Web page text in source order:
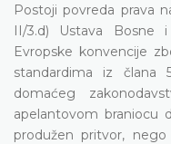
Postoji povreda prava
II/3.d) Ustava Bosne
Evropske konvencije
standardima iz člana
domaćeg
apelantovom braniocu
produžen pritvor,